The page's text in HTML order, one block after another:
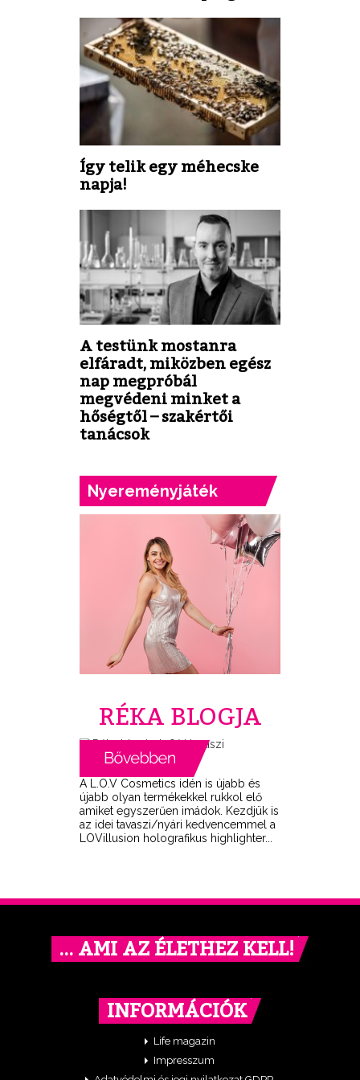
Így telik egy méhecske
napja!
A testünk mostanra
elfáradt, miközben egész
nap megpróbál
megvédeni minket a
hőségtől – szakértői
tanácsok
Nyereményjáték
RÉKA BLOGJA
A L.O.V Cosmetics idén is újabb és
újabb olyan termékekkel rukkol elő
amiket egyszerűen imádok. Kezdjük is
az idei tavaszi/nyári kedvencemmel a
LOVillusion holografikus highlighter...
… AMI AZ ÉLETHEZ KELL!
INFORMÁCIÓK
Life magazin
Impresszum